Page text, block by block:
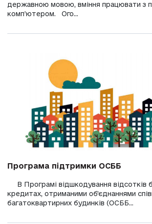
державною мовою, вміння працювати з
комп’ютером. Ого...
Програма підтримки ОСББ
В Програмі відшкодування відсотків
кредитах, отриманими об’єднаннями
багатоквартирних будинків (ОСББ...